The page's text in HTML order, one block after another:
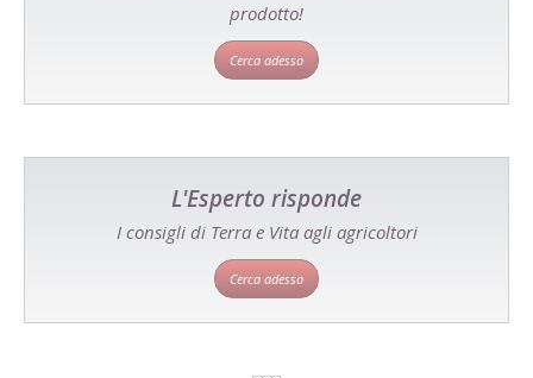
prodotto!
Cerca adesso
L'Esperto risponde
I consigli di Terra e Vita agli agricoltori
Cerca adesso